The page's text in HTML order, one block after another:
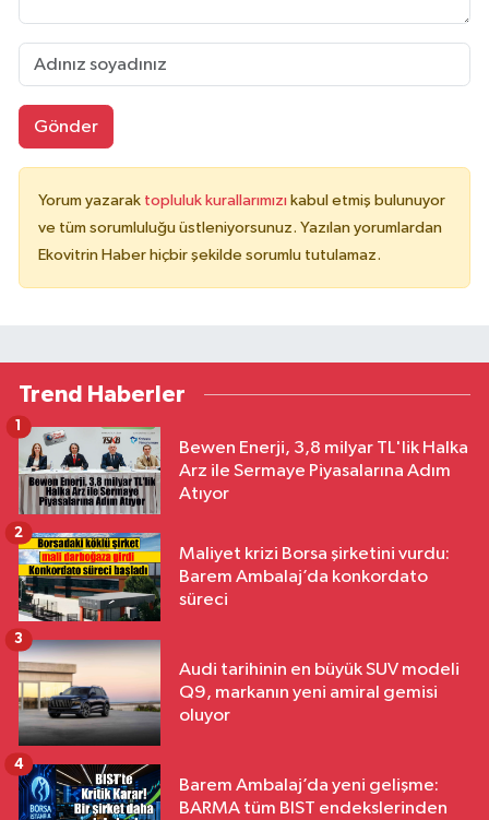
Gönder
Yorum yazarak topluluk kurallarımızı kabul etmiş bulunuyor
ve tüm sorumluluğu üstleniyorsunuz. Yazılan yorumlardan
Ekovitrin Haber hiçbir şekilde sorumlu tutulamaz.
Trend Haberler
Bewen Enerji, 3,8 milyar TL'lik Halka
Arz ile Sermaye Piyasalarına Adım
Atıyor
1
Maliyet krizi Borsa şirketini vurdu:
Barem Ambalaj’da konkordato
süreci
2
Audi tarihinin en büyük SUV modeli
Q9, markanın yeni amiral gemisi
oluyor
3
Barem Ambalaj’da yeni gelişme:
BARMA tüm BIST endekslerinden
4